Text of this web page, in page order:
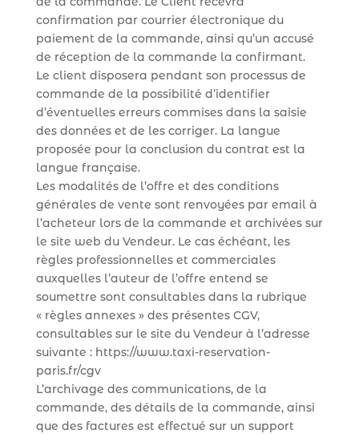
confirmation par courrier électronique du
paiement de la commande, ainsi qu’un accusé
de réception de la commande la confirmant.
Le client disposera pendant son processus de
commande de la possibilité d’identifier
d’éventuelles erreurs commises dans la saisie
des données et de les corriger. La langue
proposée pour la conclusion du contrat est la
langue française.
Les modalités de l’offre et des conditions
générales de vente sont renvoyées par email à
l’acheteur lors de la commande et archivées sur
le site web du Vendeur. Le cas échéant, les
règles professionnelles et commerciales
auxquelles l’auteur de l’offre entend se
soumettre sont consultables dans la rubrique
« règles annexes » des présentes CGV,
consultables sur le site du Vendeur à l’adresse
suivante : https://www.taxi-reservation-
paris.fr/cgv
L’archivage des communications, de la
commande, des détails de la commande, ainsi
que des factures est effectué sur un support